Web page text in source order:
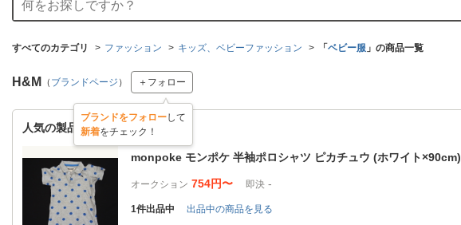
すべてのカテゴリ ファッション キッズ、ベビーファッション 「 ベビー服 」の商品一覧
H&M （ ブランドページ ） ＋フォロー
ブランドをフォローして
新着をチェック！
人気の製品
monpoke モンポケ 半袖ポロシャツ ピカチュウ (ホワイト×90cm)
オークション 754円〜 即決 -
1件出品中 出品中の商品を見る